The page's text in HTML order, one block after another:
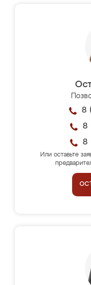
8
8
8
Или оставьте